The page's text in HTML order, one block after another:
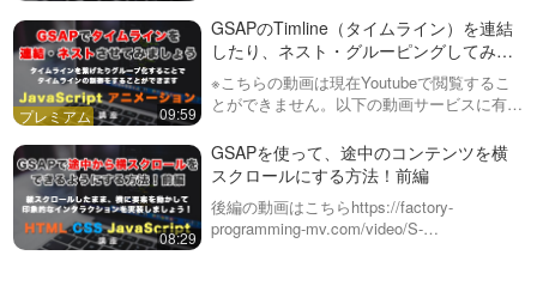
ら始まる場合にのみ、別のタブで開くtarget
属性を指定する方法を紹…
09:59
GSAPのTimline（タイムライン）を連結
したり、ネスト・グルーピングしてみま
しょう！ #14
※こちらの動画は現在Youtubeで閲覧するこ
とができません。以下の動画サービスに有料
です。https://factory-programming-mv.co…
08:29
GSAPを使って、途中のコンテンツを横
スクロールにする方法！前編
後編の動画はこちらhttps://factory-
programming-mv.com/video/S-